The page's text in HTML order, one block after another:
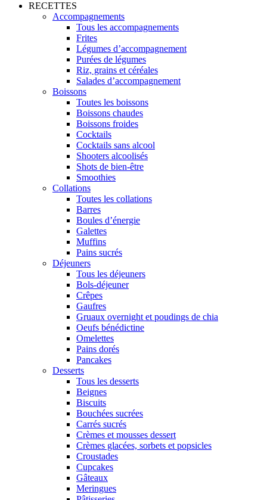
RECETTES
Accompagnements
Tous les accompagnements
Frites
Légumes d’accompagnement
Purées de légumes
Riz, grains et céréales
Salades d’accompagnement
Boissons
Toutes les boissons
Boissons chaudes
Boissons froides
Cocktails
Cocktails sans alcool
Shooters alcoolisés
Shots de bien-être
Smoothies
Collations
Toutes les collations
Barres
Boules d’énergie
Galettes
Muffins
Pains sucrés
Déjeuners
Tous les déjeuners
Bols-déjeuner
Crêpes
Gaufres
Gruaux overnight et poudings de chia
Oeufs bénédictine
Omelettes
Pains dorés
Pancakes
Desserts
Tous les desserts
Beignes
Biscuits
Bouchées sucrées
Carrés sucrés
Crèmes et mousses dessert
Crèmes glacées, sorbets et popsicles
Croustades
Cupcakes
Gâteaux
Meringues